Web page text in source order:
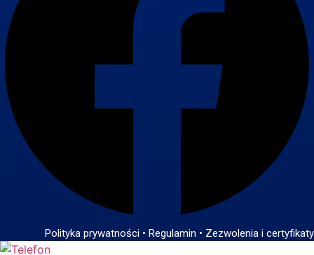
Polityka prywatności • Regulamin • Zezwolenia i certyfikaty